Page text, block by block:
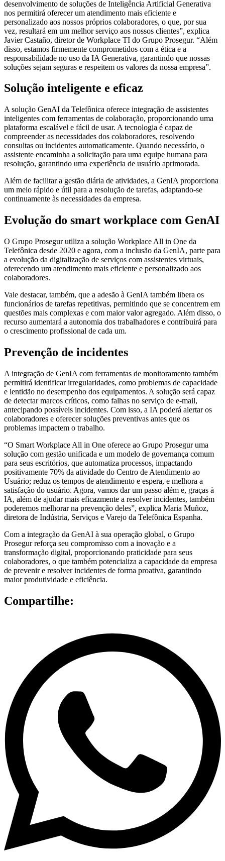
desenvolvimento de soluções de Inteligência Artificial Generativa
nos permitirá oferecer um atendimento mais eficiente e
personalizado aos nossos próprios colaboradores, o que, por sua
vez, resultará em um melhor serviço aos nossos clientes”, explica
Javier Castaño, diretor de Workplace TI do Grupo Prosegur. “Além
disso, estamos firmemente comprometidos com a ética e a
responsabilidade no uso da IA Generativa, garantindo que nossas
soluções sejam seguras e respeitem os valores da nossa empresa”.
Solução inteligente e eficaz
A solução GenAI da Telefônica oferece integração de assistentes
inteligentes com ferramentas de colaboração, proporcionando uma
plataforma escalável e fácil de usar. A tecnologia é capaz de
compreender as necessidades dos colaboradores, resolvendo
consultas ou incidentes automaticamente. Quando necessário, o
assistente encaminha a solicitação para uma equipe humana para
resolução, garantindo uma experiência de usuário aprimorada.
Além de facilitar a gestão diária de atividades, a GenIA proporciona
um meio rápido e útil para a resolução de tarefas, adaptando-se
continuamente às necessidades da empresa.
Evolução do smart workplace com GenAI
O Grupo Prosegur utiliza a solução Workplace All in One da
Telefônica desde 2020 e agora, com a inclusão da GenIA, parte para
a evolução da digitalização de serviços com assistentes virtuais,
oferecendo um atendimento mais eficiente e personalizado aos
colaboradores.
Vale destacar, também, que a adesão à GenIA também libera os
funcionários de tarefas repetitivas, permitindo que se concentrem em
questões mais complexas e com maior valor agregado. Além disso, o
recurso aumentará a autonomia dos trabalhadores e contribuirá para
o crescimento profissional de cada um.
Prevenção de incidentes
A integração de GenIA com ferramentas de monitoramento também
permitirá identificar irregularidades, como problemas de capacidade
e lentidão no desempenho dos equipamentos. A solução será capaz
de detectar marcos críticos, como falhas no serviço de e-mail,
antecipando possíveis incidentes. Com isso, a IA poderá alertar os
colaboradores e oferecer soluções preventivas antes que os
problemas impactem o trabalho.
“O Smart Workplace All in One oferece ao Grupo Prosegur uma
solução com gestão unificada e um modelo de governança comum
para seus escritórios, que automatiza processos, impactando
positivamente 70% da atividade do Centro de Atendimento ao
Usuário; reduz os tempos de atendimento e espera, e melhora a
satisfação do usuário. Agora, vamos dar um passo além e, graças à
IA, além de ajudar mais eficazmente a resolver incidentes, também
poderemos melhorar na prevenção deles”, explica Maria Muñoz,
diretora de Indústria, Serviços e Varejo da Telefônica Espanha.
Com a integração da GenAI à sua operação global, o Grupo
Prosegur reforça seu compromisso com a inovação e a
transformação digital, proporcionando praticidade para seus
colaboradores, o que também potencializa a capacidade da empresa
de prevenir e resolver incidentes de forma proativa, garantindo
maior produtividade e eficiência.
Compartilhe: